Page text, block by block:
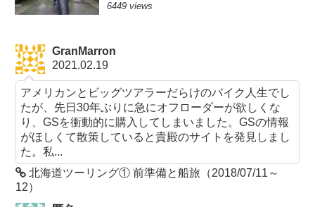
6449 views
GranMarron
2021.02.19
アメリカンとビッグツアラーだらけのバイク人生でし
たが、先日30年ぶりに急にオフローダーが欲しくな
り、GSを衝動的に購入してしまいました。GSの情報
がほしくて散策していると貴殿のサイトを発見しまし
た。私...
北海道ツーリング① 前準備と船旅（2018/07/11～
12）